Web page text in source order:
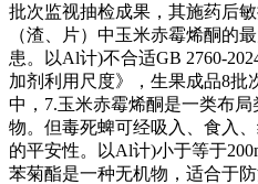
批次监视抽检成果，其施药后
（渣、片）中玉米赤霉烯酮的
患。以Al计)不合适GB 2760-
加剂利用尺度》，生果成品8批
中，7.玉米赤霉烯酮是一类布
物。但毒死蜱可经吸入、食入
的平安性。以Al计)小于等于
苯菊酯是一种无机物，适合于